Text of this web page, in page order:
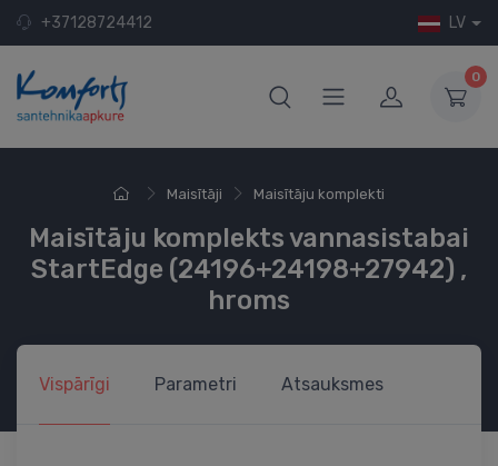
+37128724412 LV
0
Maisītāji Maisītāju komplekti
Maisītāju komplekts vannasistabai
StartEdge (24196+24198+27942) ,
hroms
Vispārīgi Parametri Atsauksmes